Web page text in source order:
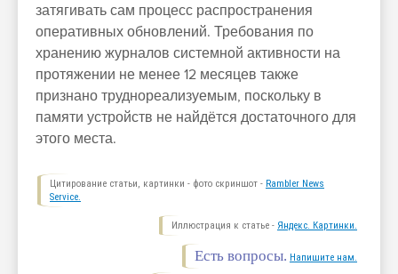
затягивать сам процесс распространения
оперативных обновлений. Требования по
хранению журналов системной активности на
протяжении не менее 12 месяцев также
признано труднореализуемым, поскольку в
памяти устройств не найдётся достаточного для
этого места.
Цитирование статьи, картинки - фото скриншот - Rambler News
Service.
Иллюстрация к статье - Яндекс. Картинки.
Есть вопросы. Напишите нам.